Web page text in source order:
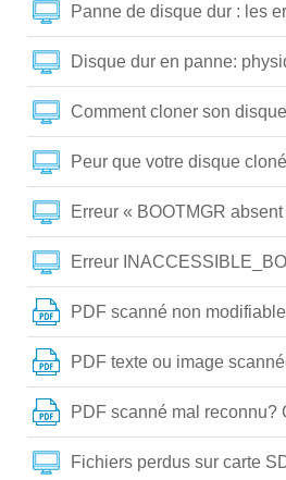
Panne de disque dur : les
Disque dur en panne:
Comment cloner son
Peur que votre disque
Erreur « BOOTMGR
Erreur
PDF scanné non
PDF texte ou image
PDF scanné mal reconnu?
Fichiers perdus sur carte